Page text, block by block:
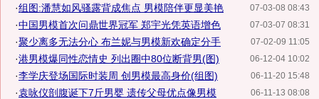
07-03-08 08:43
·组图:潘慧如风骚露背成焦点 男模陪伴更显美艳
07-03-07 08:31
·中国男模首次问鼎世界冠军 郑宇光凭英语增色
07-02-09 11:05
·聚少离多无法分心 布兰妮与男模新欢确定分手
06-12-04 10:02
·港男模爆同性恋情史 列出圈中80位断背男(图)
06-11-20 15:48
·李学庆登场国际时装周 创男模最高身价(组图)
06-11-13 08:08
·袁咏仪剖腹诞下7斤男婴 遗传父母优点像男模